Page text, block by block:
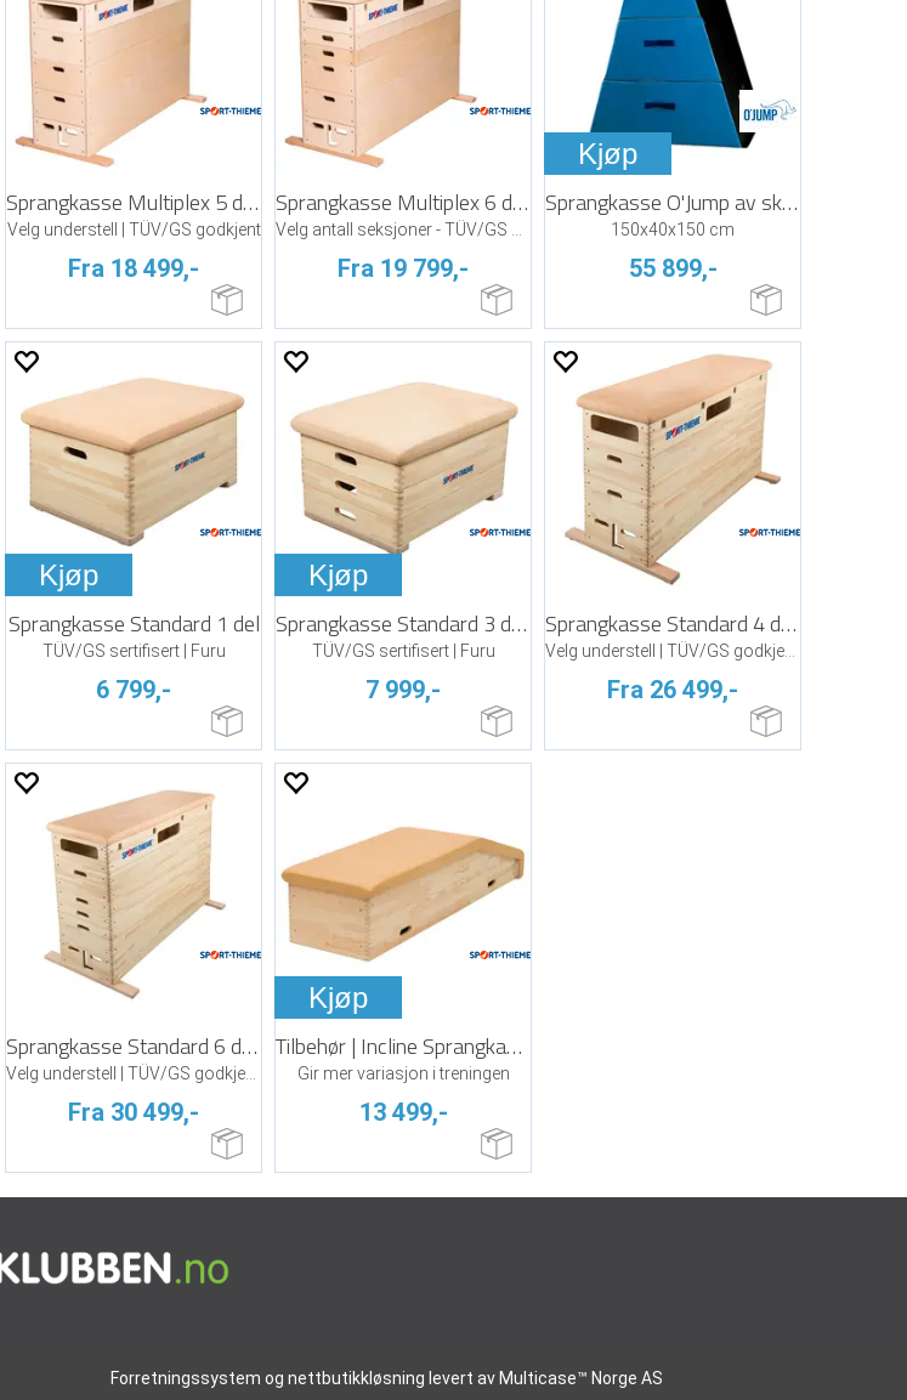
Sprangkasse Multiplex 5 delt
Velg understell | TÜV/GS godkjent
Fra 18 499,-
Sprangkasse Multiplex 6 delt
Fra 19 799,-
Kjøp
Sprangkasse O'Jump av skum 3-delt
150x40x150 cm
55 899,-
Kjøp
Sprangkasse Standard 1 del
TÜV/GS sertifisert | Furu
6 799,-
Kjøp
Sprangkasse Standard 3 delt
TÜV/GS sertifisert | Furu
7 999,-
Sprangkasse Standard 4 delt
Velg understell | TÜV/GS godkjent | Furu
Fra 26 499,-
Sprangkasse Standard 6 delt
Velg understell | TÜV/GS godkjent | Furu
Fra 30 499,-
Kjøp
Tilbehør | Incline Sprangkasse Topp
Gir mer variasjon i treningen
13 499,-
Forretningssystem ognettbutikkløsning levert av Multicase™ Norge AS